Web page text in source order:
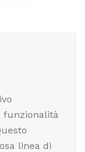
funzionalità
linea di